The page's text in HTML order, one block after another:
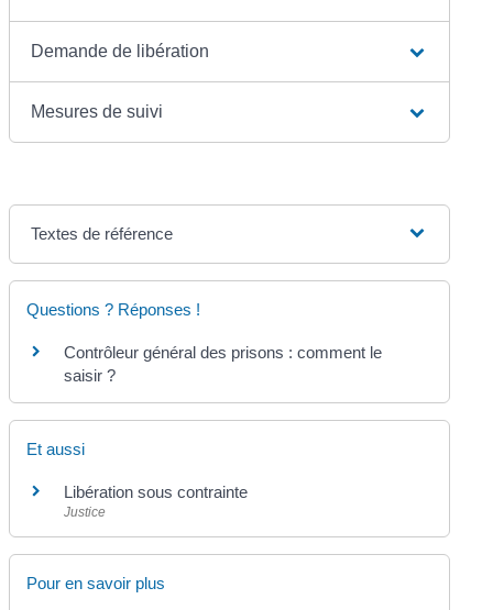
Demande de libération
Mesures de suivi
Textes de référence
Questions ? Réponses !
Contrôleur général des prisons : comment le
saisir ?
Et aussi
Libération sous contrainte
Justice
Pour en savoir plus